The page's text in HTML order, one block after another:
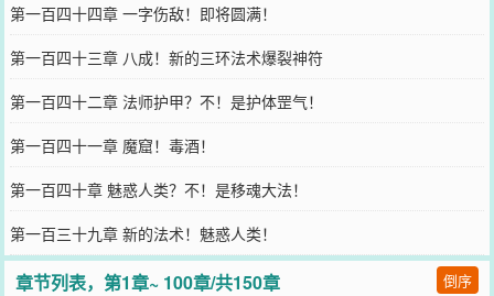
第一百四十四章 一字伤敌！即将圆满！
第一百四十三章 八成！新的三环法术爆裂神符
第一百四十二章 法师护甲？不！是护体罡气！
第一百四十一章 魔窟！毒酒！
第一百四十章 魅惑人类？不！是移魂大法！
第一百三十九章 新的法术！魅惑人类！
章节列表，第1章~ 100章/共150章 倒序